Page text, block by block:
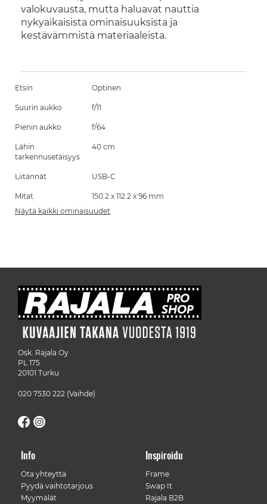
valokuvausta, mutta haluavat nauttia
nykyaikaisista ominaisuuksista ja
kestävämmistä materiaaleista.
Etsin Optinen
Suurin aukko f/11
Pienin aukko f/64
Lähin
tarkennusetäisyys
40 cm
Liitännät USB-C
Mitat
150.2 x 112.2 x 96 mm
Näytä kaikki ominaisuudet
Osk. Rajala Oy
PL 175
20101 Turku
020 7530 222 (Vaihde)
Info
Ota yhteyttä
Pyydä vaihtotarjous
Myymälät
Inspiroidu
Frame
Swap It
Rajala B2B